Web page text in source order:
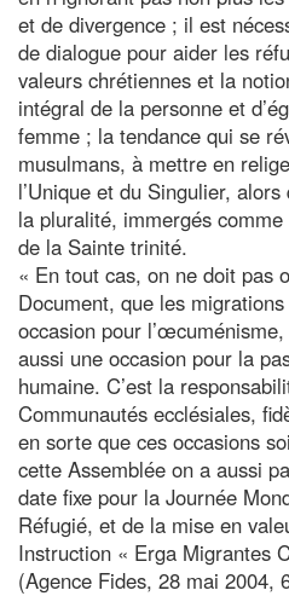
et de divergence ; il est
de dialogue pour aider les
valeurs chrétiennes et la
intégral de la personne et
femme ; la tendance qui se
musulmans, à mettre en
l’Unique et du Singulier,
la pluralité, immergés
de la Sainte trinité.
« En tout cas, on ne doit pas
Document, que les
occasion pour
aussi une occasion pour la
humaine. C’est la
Communautés ecclésiales,
en sorte que ces occasions
cette Assemblée on a aussi
date fixe pour la Journée
Réfugié, et de la mise en
Instruction « Erga Migrantes
(Agence Fides, 28 mai 2004,